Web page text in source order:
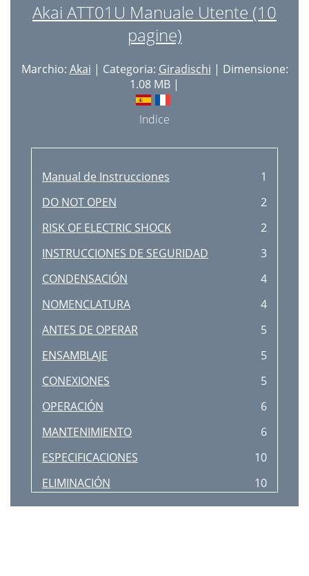
Akai ATT01U Manuale Utente (10
pagine)
Marchio: Akai | Categoria: Giradischi | Dimensione:
1.08 MB |
Indice
Manual de Instrucciones
1
DO NOT OPEN
2
RISK OF ELECTRIC SHOCK
2
INSTRUCCIONES DE SEGURIDAD
3
CONDENSACIÓN
4
NOMENCLATURA
4
ANTES DE OPERAR
5
ENSAMBLAJE
5
CONEXIONES
5
OPERACIÓN
6
MANTENIMIENTO
6
ESPECIFICACIONES
10
ELIMINACIÓN
10